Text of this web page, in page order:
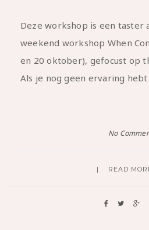
Deze workshop is een taster
weekend workshop When
en 20 oktober), gefocust op
Als je nog geen ervaring hebt
No
READ